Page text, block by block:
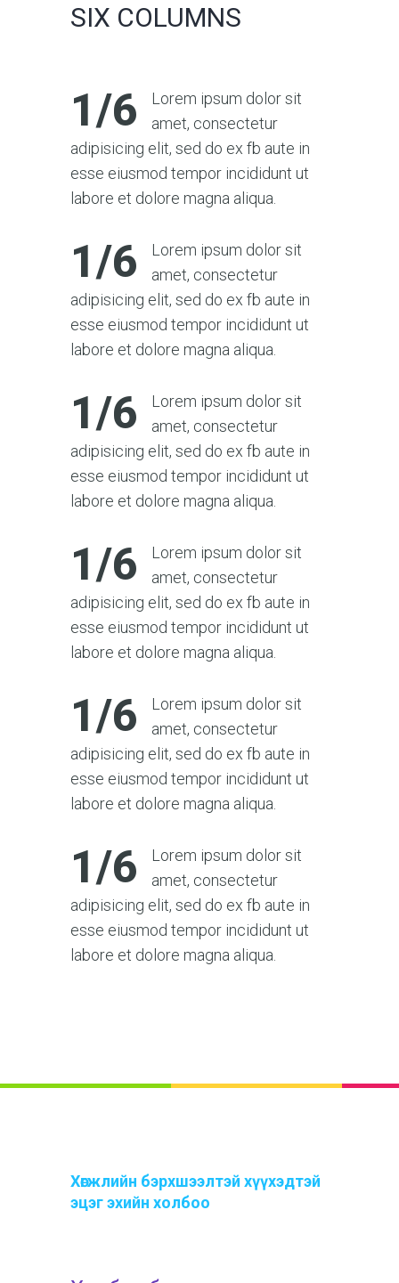
SIX COLUMNS
1/6
Lorem ipsum dolor sit
amet, consectetur
adipisicing elit, sed do ex fb aute in
esse eiusmod tempor incididunt ut
labore et dolore magna aliqua.
1/6
Lorem ipsum dolor sit
amet, consectetur
adipisicing elit, sed do ex fb aute in
esse eiusmod tempor incididunt ut
labore et dolore magna aliqua.
1/6
Lorem ipsum dolor sit
amet, consectetur
adipisicing elit, sed do ex fb aute in
esse eiusmod tempor incididunt ut
labore et dolore magna aliqua.
1/6
Lorem ipsum dolor sit
amet, consectetur
adipisicing elit, sed do ex fb aute in
esse eiusmod tempor incididunt ut
labore et dolore magna aliqua.
1/6
Lorem ipsum dolor sit
amet, consectetur
adipisicing elit, sed do ex fb aute in
esse eiusmod tempor incididunt ut
labore et dolore magna aliqua.
1/6
Lorem ipsum dolor sit
amet, consectetur
adipisicing elit, sed do ex fb aute in
esse eiusmod tempor incididunt ut
labore et dolore magna aliqua.
Хөгжлийн бэрхшээлтэй хүүхэдтэй
эцэг эхийн холбоо